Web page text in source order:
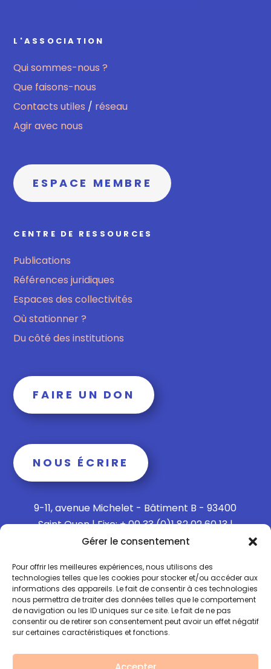
Gérer le consentement
Pour offrir les meilleures expériences, nous utilisons des
technologies telles que les cookies pour stocker et/ou accéder aux
informations des appareils. Le fait de consentir à ces technologies
nous permettra de traiter des données telles que le comportement
de navigation ou les ID uniques sur ce site. Le fait de ne pas
consentir ou de retirer son consentement peut avoir un effet négatif
sur certaines caractéristiques et fonctions.
L'ASSOCIATION
Qui sommes-nous ?
Que faisons-nous
Contacts utiles / réseau
Agir avec nous
ESPACE MEMBRE
CENTRE DE RESSOURCES
Publications
Références juridiques
Espaces des collectivités
Où stationner ?
Du côté des institutions
FAIRE UN DON
NOUS ÉCRIRE
9-11, avenue Michelet - Bâtiment B - 93400
Saint Ouen | Fixe: + 00 33 (0)1 82 02 60 13 |
Mobile: + 00 33 (0)6 15 73 65 40
Politique de confidentialité
Politique de Cookies
Mentions légales